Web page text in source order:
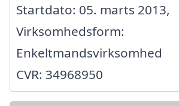
Startdato: 05. marts 2013,
Virksomhedsform:
Enkeltmandsvirksomhed
CVR: 34968950